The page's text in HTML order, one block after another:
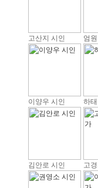
고산지 시인 엄
이양우 시인 하
김안로 시인 고